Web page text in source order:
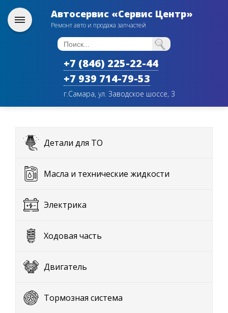
Автосервис «Сервис Центр»
Ремонт авто и продажа запчастей
+7 (846) 225-22-44
+7 939 714-79-53
г.Самара, ул. Заводское шоссе, 3
Детали для ТО
Масла и технические жидкости
Электрика
Ходовая часть
Двигатель
Тормозная система